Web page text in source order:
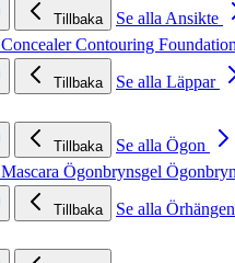
Tillbaka
Se alla Ansikte
ConcealerContouring Foundation
Tillbaka
Se alla Läppar
Tillbaka
Se alla Ögon
Mascara Ögonbrynsgel
Tillbaka
Se alla Örhängen